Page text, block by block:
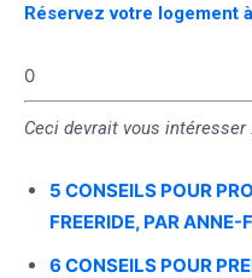
Réservez votre logement
0
Ceci devrait vous intéresser
5 CONSEILS POUR
FREERIDE, PAR ANNE-
6 CONSEILS POUR